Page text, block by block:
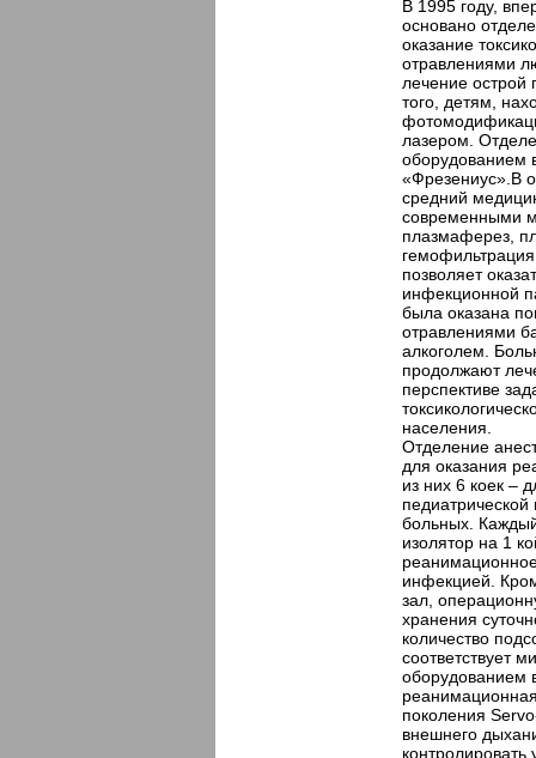
В 1995 году,
основано
оказание
отравлениями
лечение острой
того, детям,
лазером.
оборудованием
«Фрезениус».В
средний
современными
плазмаферез,
позволяет
инфекционной
была оказана
отравлениями
алкоголем.
продолжают
перспективе
населения.
Отделение
для оказания
из них 6 коек –
больных.
изолятор на 1
инфекцией.
зал,
хранения
количество
соответствует
оборудованием
поколения
внешнего
контролировать